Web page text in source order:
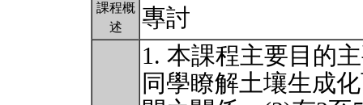
課程概
述
專討
1. 本課程主要目的
同學瞭解土壤生成